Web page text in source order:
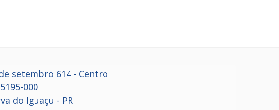
setembro 614 - Centro
000
do Iguaçu - PR